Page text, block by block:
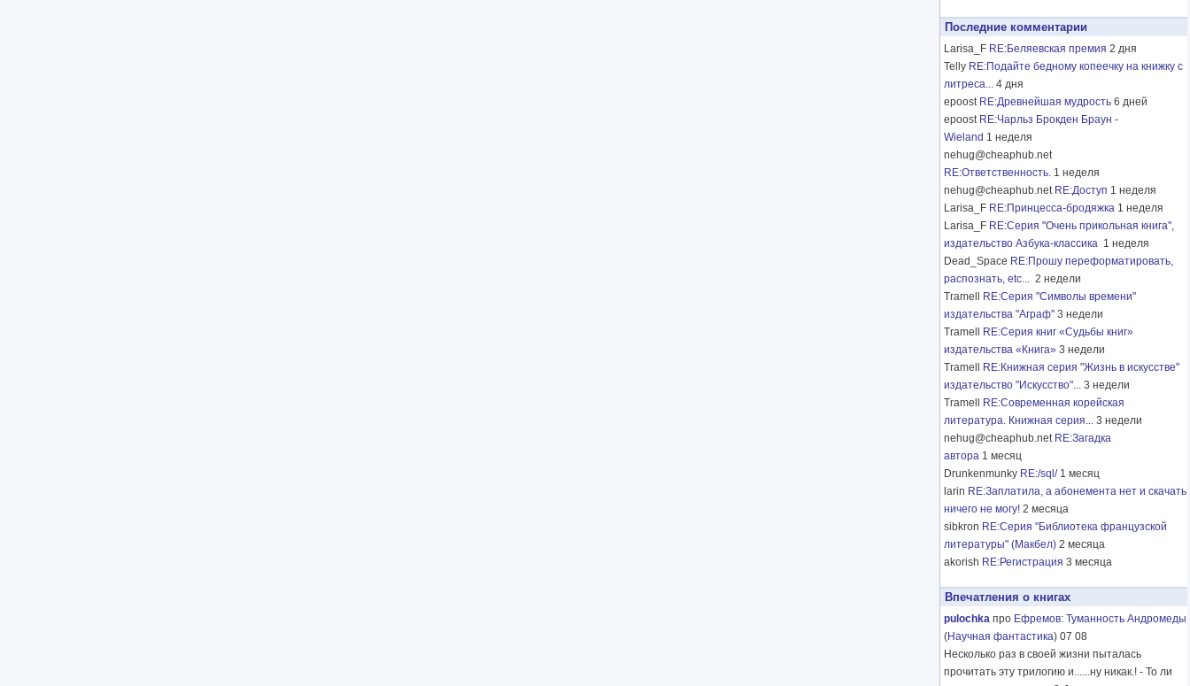
Последние комментарии
Larisa_F RE:Беляевская премия 2 дня
Telly RE:Подайте бедному копеечку на книжку с
литреса... 4 дня
epoost RE:Древнейшая мудрость 6 дней
epoost RE:Чарльз Брокден Браун -
Wieland 1 неделя
nehug@cheaphub.net
RE:Ответственность. 1 неделя
nehug@cheaphub.net RE:Доступ 1 неделя
Larisa_F RE:Принцесса-бродяжка 1 неделя
Larisa_F RE:Серия "Очень прикольная книга",
издательство Азбука-классика 1 неделя
Dead_Space RE:Прошу переформатировать,
распознать, etc... 2 недели
Tramell
RE:Серия "Символы времени"
издательства "Аграф" 3 недели
Tramell
RE:Серия книг «Судьбы книг»
издательства «Книга» 3 недели
Tramell
RE:Книжная серия "Жизнь в искусстве"
издательство "Искусство"... 3 недели
Tramell
RE:Современная корейская
литература. Книжная серия... 3 недели
nehug@cheaphub.net RE:Загадка
автора 1 месяц
Drunkenmunky RE:/sql/ 1 месяц
larin RE:Заплатила, а абонемента нет и скачать
ничего не могу! 2 месяца
sibkron RE:Серия "Библиотека французской
литературы" (Макбел) 2 месяца
akorish RE:Регистрация 3 месяца
Впечатления о книгах
pulochka про Ефремов: Туманность Андромеды
(Научная фантастика) 07 08
Несколько раз в своей жизни пыталась
прочитать эту трилогию и......ну никак.! - То ли